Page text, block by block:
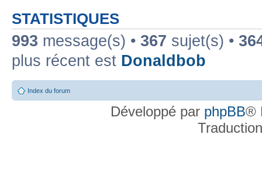
STATISTIQUES
993 message(s) • 367 sujet(s) •
plus récent est Donaldbob
Index du forum
Développé par phpBB®